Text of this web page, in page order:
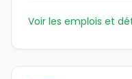
Voir les emplois et